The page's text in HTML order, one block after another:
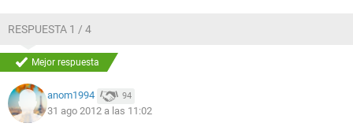
RESPUESTA 1 / 4
Mejor respuesta
anom1994 94
31 ago 2012 a las 11:02